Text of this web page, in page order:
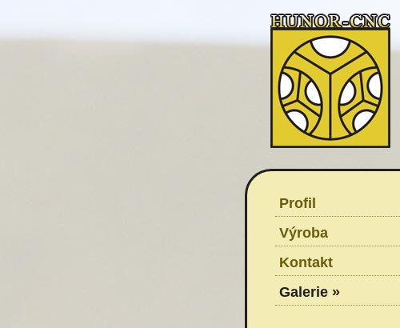
Profil
Výroba
Kontakt
Galerie »